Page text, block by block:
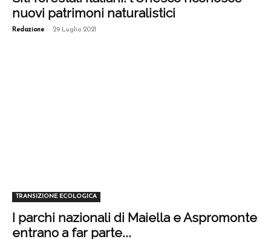
nuovi patrimoni naturalistici
Redazione - 29 Luglio 2021
TRANSIZIONE ECOLOGICA
I parchi nazionali di Maiella e Aspromonte
entrano a far parte...